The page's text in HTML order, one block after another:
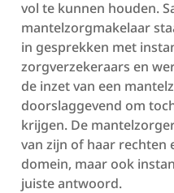
vol te kunnen houden.
mantelzorgmakelaar
in gesprekken met
zorgverzekeraars en
de inzet van een
doorslaggevend om
krijgen. De
van zijn of haar rechten
domein, maar ook
juiste antwoord.